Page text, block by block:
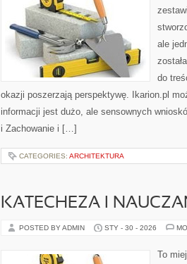
ale
do
okazji poszerzają perspektywę. Ikarion.pl
informacji jest dużo, ale sensownych
i Zachowanie i […]
CATEGORIES: ARCHITEKTURA
KATECHEZA I
POSTED BY ADMIN STY - 30 - 2026
To